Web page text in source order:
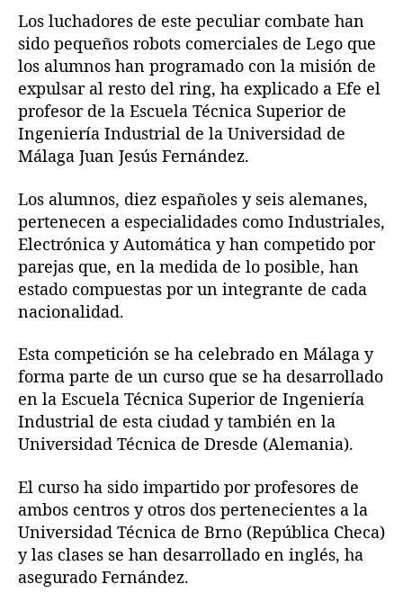
a
p
r
m
e
r
o
m
e
t
i
ó
n
d
e
r
o
o
t
s
d
Los luchadores de este peculiar combate han
sido pequeños robots comerciales de Lego que
los alumnos han programado con la misión de
expulsar al resto del ring, ha explicado a Efe el
profesor de la Escuela Técnica Superior de
Ingeniería Industrial de la Universidad de
Málaga Juan Jesús Fernández.
Los alumnos, diez españoles y seis alemanes,
pertenecen a especialidades como Industriales,
Electrónica y Automática y han competido por
parejas que, en la medida de lo posible, han
estado compuestas por un integrante de cada
nacionalidad.
Esta competición se ha celebrado en Málaga y
forma parte de un curso que se ha desarrollado
en la Escuela Técnica Superior de Ingeniería
Industrial de esta ciudad y también en la
Universidad Técnica de Dresde (Alemania).
El curso ha sido impartido por profesores de
ambos centros y otros dos pertenecientes a la
Universidad Técnica de Brno (República Checa)
y las clases se han desarrollado en inglés, ha
asegurado Fernández.